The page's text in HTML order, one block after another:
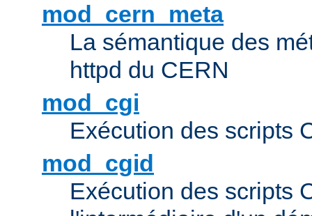
mod_cern_meta
La sémantique des
httpd du CERN
mod_cgi
Exécution des scripts
mod_cgid
Exécution des scripts